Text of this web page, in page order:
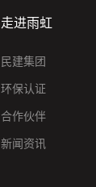
走进雨虹
民建集团
环保认证
合作伙伴
新闻资讯